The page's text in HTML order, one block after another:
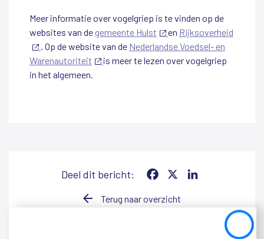
Close
Meer informatie over vogelgriep is te vinden op de
websites van de gemeente Hulst (externe
link)
en Rijksoverheid
(externe
link)
. Op de website van de Nederlandse Voedsel- en
Warenautoriteit (externe
is meer te lezen over vogelgriep
in het algemeen.
Deel dit bericht:
Facebook
X
LinkedIn
Terug naar overzicht